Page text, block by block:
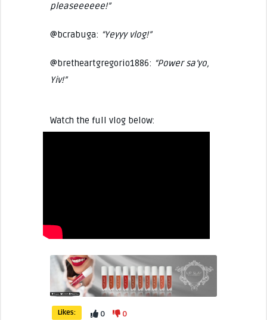
pleaseeeeee!”
@bcrabuga: “Yeyyy vlog!”
@bretheartgregorio1886: “Power sa’yo,
Yiv!”
Watch the full vlog below:
Likes: 0 0